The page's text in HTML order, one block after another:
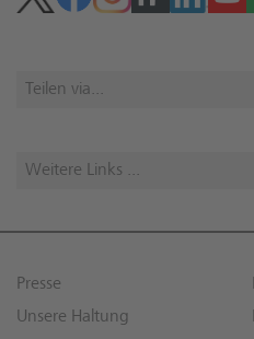
Teilen via...
Weitere Links ...
Presse
Unsere Haltung